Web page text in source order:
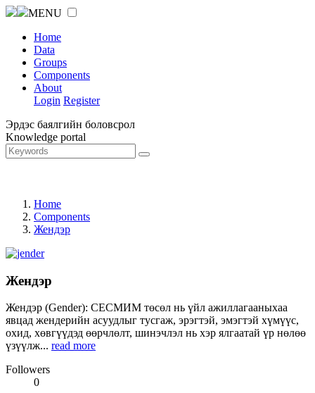
MENU
Home
Data
Groups
Components
About
Login Register
Эрдэс баялгийн боловсрол
Knowledge portal
Home
Components
Жендэр
Жендэр
Жендэр (Gender): СЕСМИМ төсөл нь үйл ажиллагааныхаа
явцад жендерийн асуудлыг тусгаж, эрэгтэй, эмэгтэй хүмүүс,
охид, хөвгүүдэд өөрчлөлт, шинэчлэл нь хэр ялгаатай үр нөлөө
үзүүлж... read more
Followers
0